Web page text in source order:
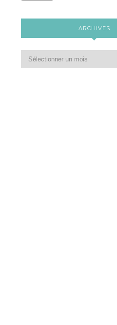
ARCHIVES